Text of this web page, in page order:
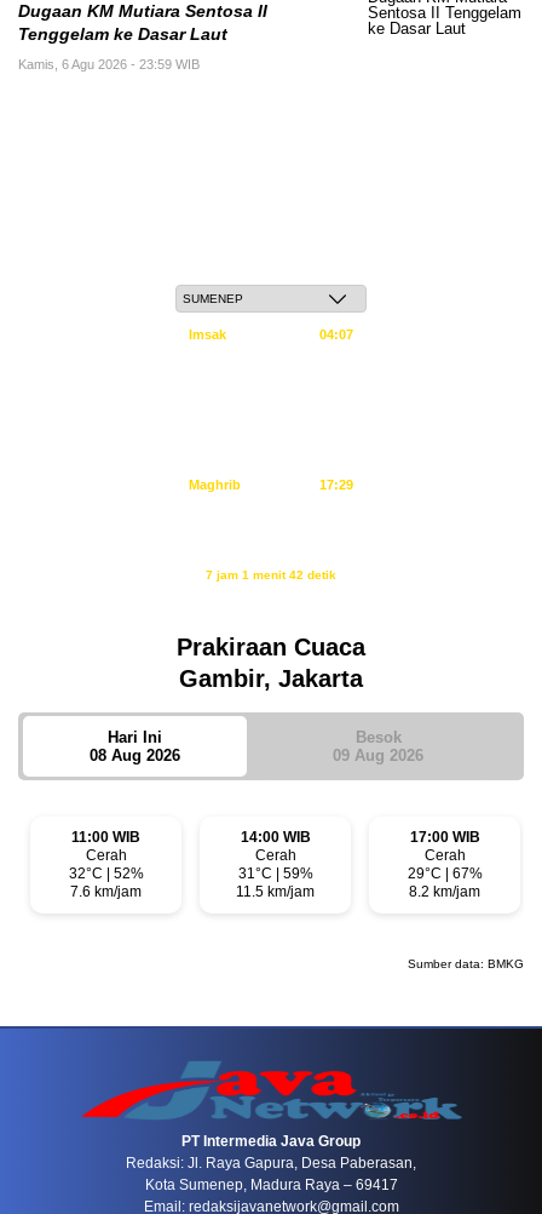
Dugaan KM Mutiara Sentosa II
Tenggelam ke Dasar Laut
Kamis, 6 Agu 2026 - 23:59 WIB
Imsak 04:07
Maghrib 17:29
7 jam 1 menit 41 detik
Prakiraan Cuaca
Gambir, Jakarta
Hari Ini
08 Aug 2026
Besok
09 Aug 2026
11:00 WIB
Cerah
32°C | 52%
7.6 km/jam
14:00 WIB
Cerah
31°C | 59%
11.5 km/jam
17:00 WIB
Cerah
29°C | 67%
8.2 km/jam
Sumber data: BMKG
PT Intermedia Java Group
Redaksi: Jl. Raya Gapura, Desa Paberasan,
Kota Sumenep, Madura Raya – 69417
Email: redaksijavanetwork@gmail.com